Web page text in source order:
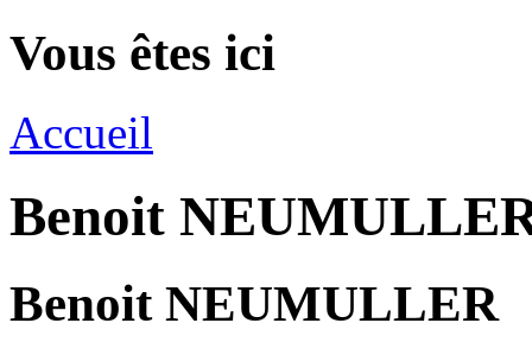
Vous êtes ici
Accueil
Benoit
Benoit NEUMULLER